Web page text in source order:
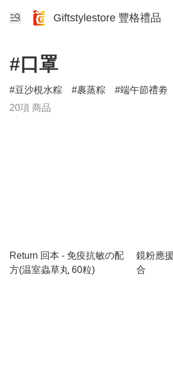
Giftstylestore 豐格禮品
#口罩
豆沙梘水粽 裹蒸粽 端午節禮劵
20項 商品
Return 回本 - 免疫抗敏の配
方(温室蟲草丸 60粒)
鏡粉應
合